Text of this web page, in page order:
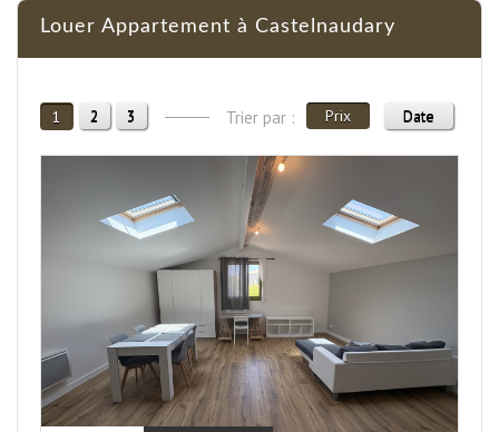
Louer Appartement à Castelnaudary
1 2 3 Trier par : Prix Date